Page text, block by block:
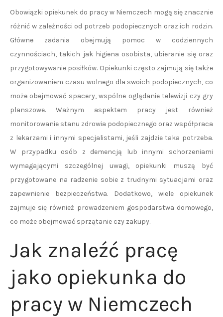
Obowiązki opiekunek do pracy w Niemczech mogą się znacznie
różnić w zależności od potrzeb podopiecznych oraz ich rodzin.
Główne zadania obejmują pomoc w codziennych
czynnościach, takich jak higiena osobista, ubieranie się oraz
przygotowywanie posiłków. Opiekunki często zajmują się także
organizowaniem czasu wolnego dla swoich podopiecznych, co
może obejmować spacery, wspólne oglądanie telewizji czy gry
planszowe. Ważnym aspektem pracy jest również
monitorowanie stanu zdrowia podopiecznego oraz współpraca
z lekarzami i innymi specjalistami, jeśli zajdzie taka potrzeba.
W przypadku osób z demencją lub innymi schorzeniami
wymagającymi szczególnej uwagi, opiekunki muszą być
przygotowane na radzenie sobie z trudnymi sytuacjami oraz
zapewnienie bezpieczeństwa. Dodatkowo, wiele opiekunek
zajmuje się również prowadzeniem gospodarstwa domowego,
co może obejmować sprzątanie czy zakupy.
Jak znaleźć pracę
jako opiekunka do
pracy w Niemczech